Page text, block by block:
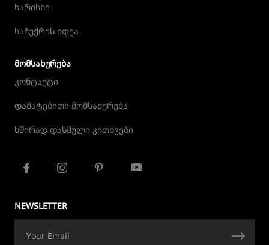
ხარისხი
საჩუქრის იდეა
ᲛᲝᲛᲡᲐᲮᲣᲠᲔᲑᲐ
კონტაქტი
დამატებითი მომსახურება
ხშირად დასმული კითხვები
NEWSLETTER